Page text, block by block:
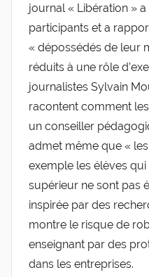
journal « Libération »
participants et a
« dépossédés de leur
réduits à une rôle
journalistes Sylvain
racontent comment
un conseiller
admet même que «
exemple les élèves
supérieur ne sont pas
inspirée par des
montre le risque de
enseignant par des
dans les entreprises.